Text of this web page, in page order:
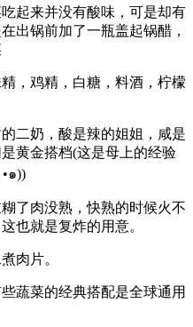
起来并没有酸味，可是却有
出锅前加了一瓶盖起锅醋，
，鸡精，白糖，料酒，柠檬
二奶，酸是辣的姐姐，咸是
黄金搭档(这是母上的经验
๑))
了肉没熟，快熟的时候火不
也就是复炸的用意。
肉片。
蔬菜的经典搭配是全球通用